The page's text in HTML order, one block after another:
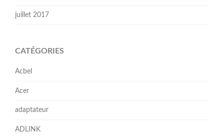
juillet 2017
CATÉGORIES
Acbel
Acer
adaptateur
ADLINK